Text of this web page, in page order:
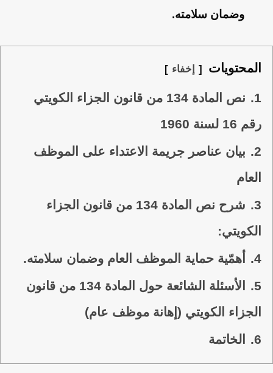
وضمان سلامته.
المحتويات إخفاء
1.
نص المادة 134 من قانون الجزاء الكويتي
رقم 16 لسنة 1960
2.
بيان عناصر جريمة الاعتداء على الموظف
العام
3.
شرح نص المادة 134 من قانون الجزاء
الكويتي:
4.
أهمّية حماية الموظف العام وضمان سلامته.
5.
الأسئلة الشائعة حول المادة 134 من قانون
الجزاء الكويتي (إهانة موظف عام)
6.
الخاتمة